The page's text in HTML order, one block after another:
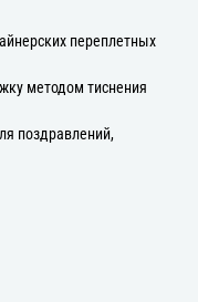
переплетных
методом тиснения
поздравлений,